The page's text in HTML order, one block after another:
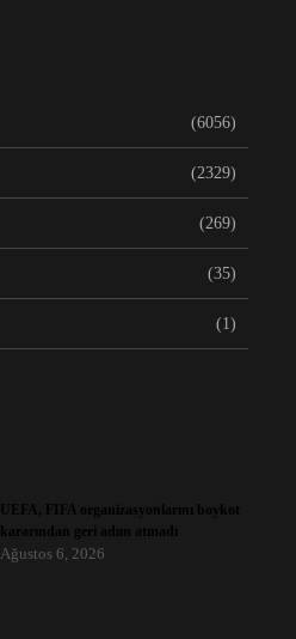
(6056)
(2329)
(269)
(35)
(1)
UEFA, FIFA organizasyonlarını boykot
kararından geri adım atmadı
Ağustos 6, 2026